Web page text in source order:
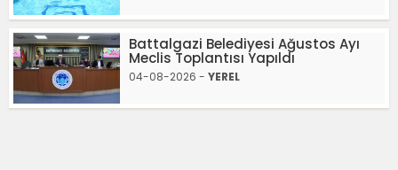
Battalgazi Belediyesi Ağustos Ayı
Meclis Toplantısı Yapıldı
04-08-2026 - YEREL